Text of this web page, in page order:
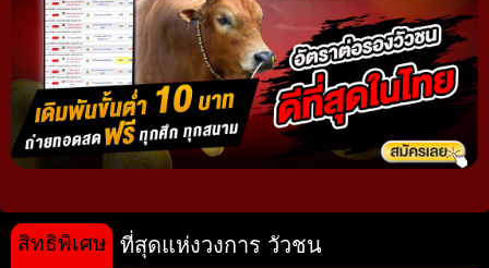
ที่สุดแห่งวงการ วัวชน
สิทธิพิเศษ